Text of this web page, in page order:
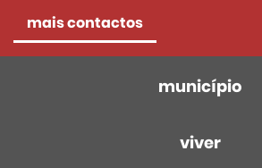
mais contactos
município
viver